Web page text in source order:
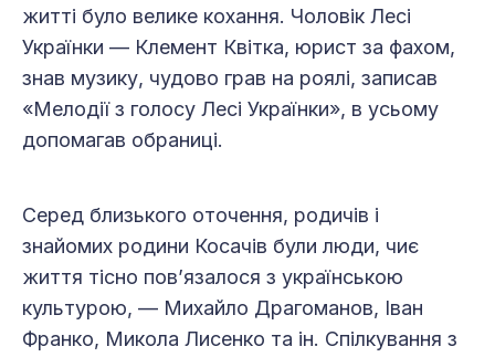
житті було велике кохання. Чоловік Лесі
Українки — Клемент Квітка, юрист за фахом,
знав музику, чудово грав на роялі, записав
«Мелодії з голосу Лесі Українки», в усьому
допомагав обраниці.
Серед близького оточення, родичів і
знайомих родини Косачів були люди, чиє
життя тісно пов’язалося з українською
культурою, — Михайло Драгоманов, Іван
Франко, Микола Лисенко та ін. Спілкування з